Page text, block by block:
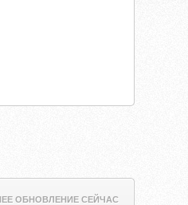
ОБНОВЛЕНИЕ СЕЙЧАС